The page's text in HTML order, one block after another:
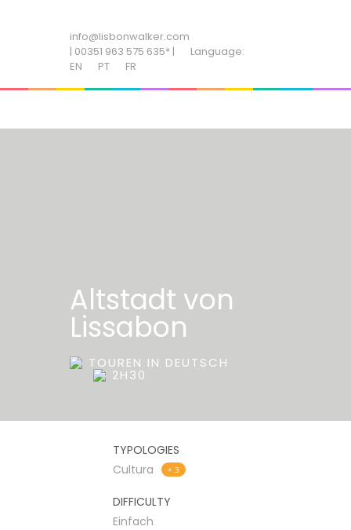
info@lisbonwalker.com
| 00351 963 575 635* |
Language:
EN
PT FR
Altstadt von
Lissabon
TOUREN IN DEUTSCH
2H30
TYPOLOGIES
Cultura
+ 3
DIFFICULTY
Einfach